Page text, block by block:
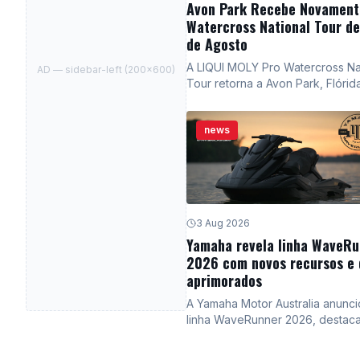
AD — sidebar-left (200×600)
Avon Park Recebe
Watercross National Tour
de Agosto
A LIQUI MOLY Pro Watercross
Tour retorna a Avon Park,
Verona, de 14 a 16 de agosto.
promete três dias de corridas
velocidade, apresentações de
desafiadoras da gravidade e
televisionada nacionalmente.
news
3 Aug 2026
Yamaha revela linha
2026 com novos recursos e
aprimorados
A Yamaha Motor Australia
linha WaveRunner 2026,